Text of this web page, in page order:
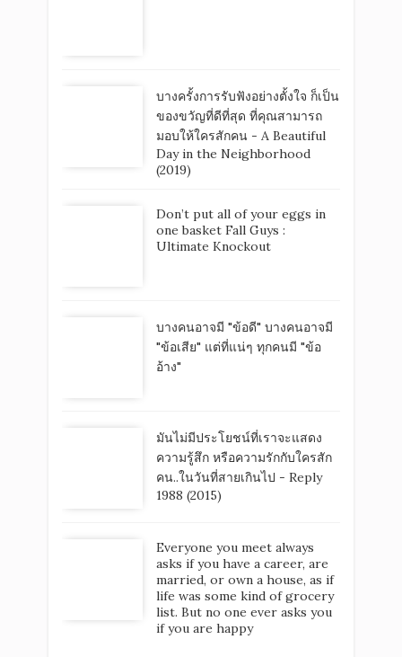
บางครั้งการรับฟังอย่างตั้งใจ ก็เป็น
ของขวัญที่ดีที่สุด ที่คุณสามารถ
มอบให้ใครสักคน - A Beautiful
Day in the Neighborhood
(2019)
Don’t put all of your eggs in
one basket Fall Guys :
Ultimate Knockout
บางคนอาจมี "ข้อดี" บางคนอาจมี
"ข้อเสีย" แต่ที่แน่ๆ ทุกคนมี "ข้อ
อ้าง"
มันไม่มีประโยชน์ที่เราจะแสดง
ความรู้สึก หรือความรักกับใครสัก
คน..ในวันที่สายเกินไป - Reply
1988 (2015)
Everyone you meet always
asks if you have a career, are
married, or own a house, as if
life was some kind of grocery
list. But no one ever asks you
if you are happy